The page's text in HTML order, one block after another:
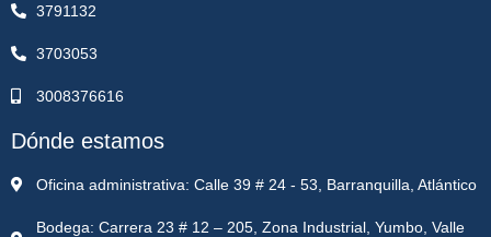
3791132
3703053
3008376616
Dónde estamos
Oficina administrativa: Calle 39 # 24 - 53, Barranquilla, Atlántico
Bodega: Carrera 23 # 12 – 205, Zona Industrial, Yumbo, Valle